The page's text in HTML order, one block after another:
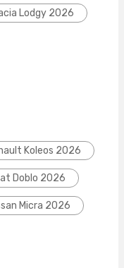
Lodgy 2026
Koleos 2026
Doblo 2026
Micra 2026